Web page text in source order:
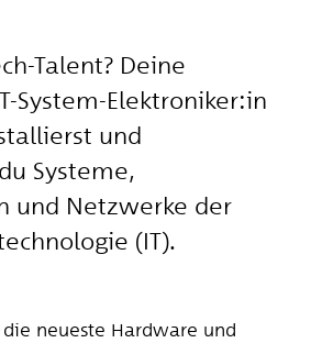
Talent? Deine
System-Elektroniker:in
und
Systeme,
und Netzwerke der
(IT).
neueste Hardware und